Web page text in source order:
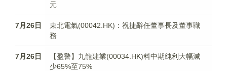
元
7月26日
東北電氣(00042.HK)：祝捷辭任董事長及董事職
務
7月26日
【盈警】九龍建業(00034.HK)料中期純利大幅減
少65%至75%